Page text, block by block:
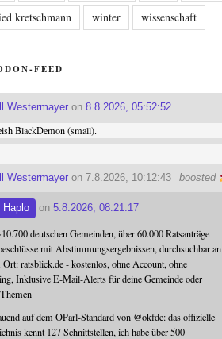
kretschmann
winter wissenschaft
FEED
Westermayer on8.8.2026, 05:52:52
BlackDemon (small).
boosted
Westermayer on 7.8.2026, 10:12:43
Haplo on5.8.2026, 08:21:17
deutschen Gemeinden, über 60.000 Ratsanträge
mit Abstimmungsergebnissen, durchsuchbar an
Ort: ratsblick.de - kostenlos, ohne Account, ohne
Inklusive E-Mail-Alerts für deine Gemeinde oder
auf dem OParl-Standard von @okfde: das offizielle
kennt 127 Schnittstellen, ich habe über 500